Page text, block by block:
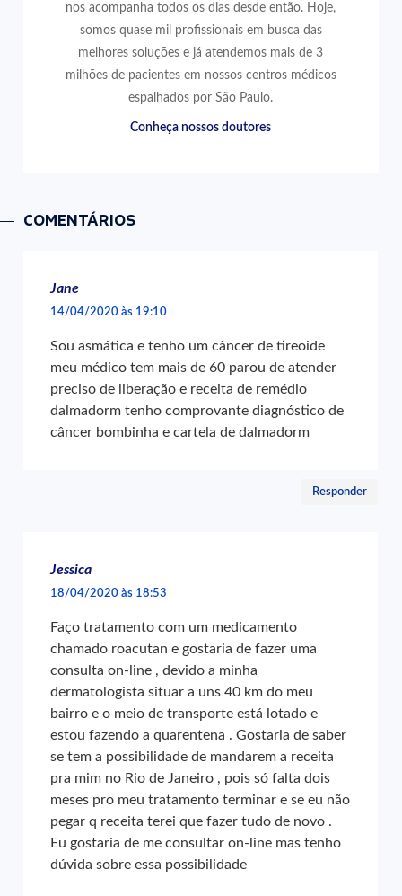
nos acompanha todos os dias desde então. Hoje,
somos quase mil profissionais em busca das
melhores soluções e já atendemos mais de 3
milhões de pacientes em nossos centros médicos
espalhados por São Paulo.
Conheça nossos doutores
COMENTÁRIOS
Jane
14/04/2020 às 19:10
Sou asmática e tenho um câncer de tireoide
meu médico tem mais de 60 parou de atender
preciso de liberação e receita de remédio
dalmadorm tenho comprovante diagnóstico de
câncer bombinha e cartela de dalmadorm
Responder
Jessica
18/04/2020 às 18:53
Faço tratamento com um medicamento
chamado roacutan e gostaria de fazer uma
consulta on-line , devido a minha
dermatologista situar a uns 40 km do meu
bairro e o meio de transporte está lotado e
estou fazendo a quarentena . Gostaria de saber
se tem a possibilidade de mandarem a receita
pra mim no Rio de Janeiro , pois só falta dois
meses pro meu tratamento terminar e se eu não
pegar q receita terei que fazer tudo de novo .
Eu gostaria de me consultar on-line mas tenho
dúvida sobre essa possibilidade